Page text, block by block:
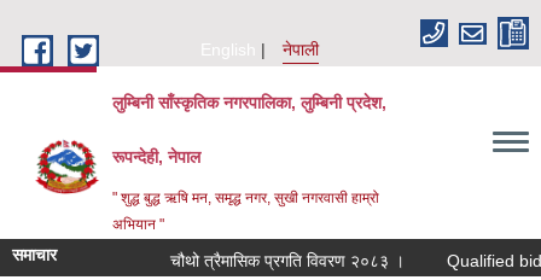
English
नेपाली
लुम्बिनी साँस्कृतिक नगरपालिका, लुम्बिनी प्रदेश,
रूपन्देही, नेपाल
" शुद्ध बुद्ध ऋषि मन, समृद्ध नगर, सुखी नगरवासी हाम्रो
अभियान "
समाचार चौथो त्रैमासिक प्रगति विवरण २०८३ । Qualified bidders